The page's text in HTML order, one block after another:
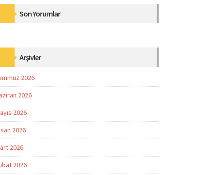
Son Yorumlar
Arşivler
2026
2026
2026
2026
2026
2026